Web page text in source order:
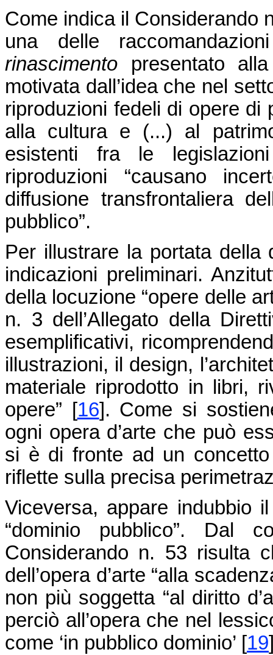
Come indica il Considerando
una delle
rinascimento presentato
motivata dall’idea che nel
riproduzioni fedeli di opere di
alla cultura e (...) al
esistenti fra le
riproduzioni “causano
diffusione transfrontaliera
pubblico”.
Per illustrare la portata della
indicazioni preliminari.
della locuzione “opere delle
n. 3 dell’Allegato della
esemplificativi,
illustrazioni, il design,
materiale riprodotto in libri,
opere”
[16] . Come si
ogni opera d’arte che può
si è di fronte ad un
riflette sulla precisa
Viceversa, appare indubbio
“dominio pubblico”. Dal
Considerando n. 53 risulta
dell’opera d’arte “alla
non più soggetta “al diritto
perciò all’opera che nel
come ‘in pubblico dominio’ [19